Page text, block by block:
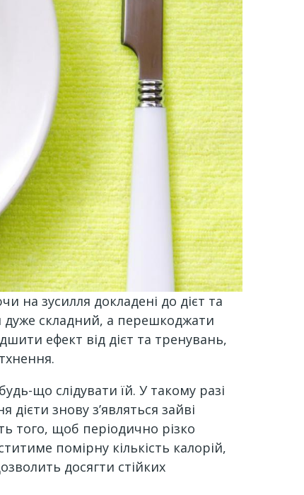
на зусилля докладені до дієт та
дуже складний, а перешкоджати
ефект від дієт та тренувань,
що слідувати їй. У такому разі
знову з’являться зайві
того, щоб періодично різко
помірну кількість калорій,
досягти стійких